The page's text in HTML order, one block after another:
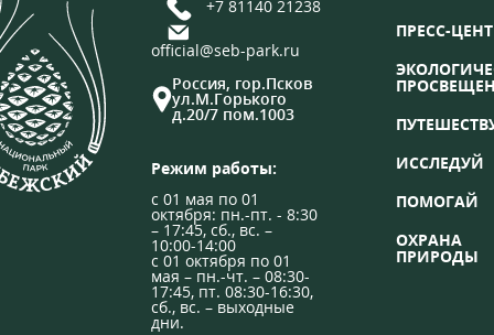
+7 81140 21238
official@seb-park.ru
Россия, гор.Псков
ул.М.Горького
д.20/7 пом.1003
Режим работы:
с 01 мая по 01
октября: пн.-пт. - 8:30
– 17:45, сб., вс. –
10:00-14:00
с 01 октября по 01
мая – пн.-чт. – 08:30-
17:45, пт. 08:30-16:30,
сб., вс. – выходные
дни.
ПРЕСС-
ИССЛЕДУЙ
ПОМОГАЙ
ОХРАНА
ПРИРОДЫ